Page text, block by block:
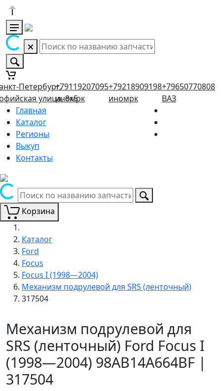
Петербург,
улица, 8к5
+79119207095
иномрк
+79218909198
иномрк
+79650770808
ВАЗ
Главная
Каталог
Регионы
Выкуп
Контакты
Корзина
Каталог
Ford
Focus
Focus I (1998—2004)
Механизм подрулевой для SRS (ленточный)
317504
Механизм подрулевой для
SRS (ленточный) Ford Focus I
(1998—2004) 98AB14A664BF |
317504